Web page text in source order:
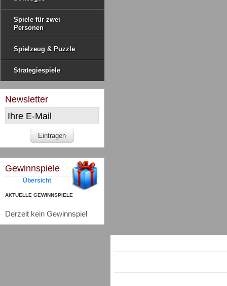
Spiele für zwei
Personen
Spielzeug & Puzzle
Strategiespiele
Newsletter
Gewinnspiele
Übersicht
AKTUELLE GEWINNSPIELE
Derzeit kein Gewinnspiel